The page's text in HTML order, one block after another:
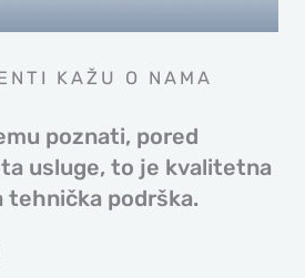
KAŽU O NAMA
poznati, pored
usluge, to je kvalitetna
tehnička podrška.